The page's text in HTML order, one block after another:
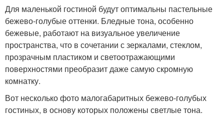
Для маленькой гостиной будут оптимальны пастельные
бежево-голубые оттенки. Бледные тона, особенно
бежевые, работают на визуальное увеличение
пространства, что в сочетании с зеркалами, стеклом,
прозрачным пластиком и светоотражающими
поверхностями преобразит даже самую скромную
комнатку.
Вот несколько фото малогабаритных бежево-голубых
гостиных, в основу которых положены светлые тона.